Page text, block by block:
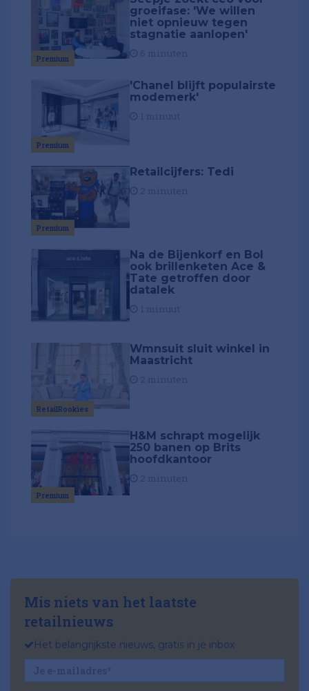
Premium
groeifase: 'We willen
niet opnieuw tegen
stagnatie aanlopen'
Premium
'Chanel blijft populairste
modemerk'
Premium
Retailcijfers: Tedi
Na de Bijenkorf en Bol
ook brillenketen Ace &
Tate getroffen door
datalek
RetailRookies
Wmnsuit sluit winkel in
Maastricht
Premium
H&M schrapt mogelijk
250 banen op Brits
hoofdkantoor
Mis niets van het laatste
retailnieuws
Het belangrijkste nieuws, gratis in je inbox